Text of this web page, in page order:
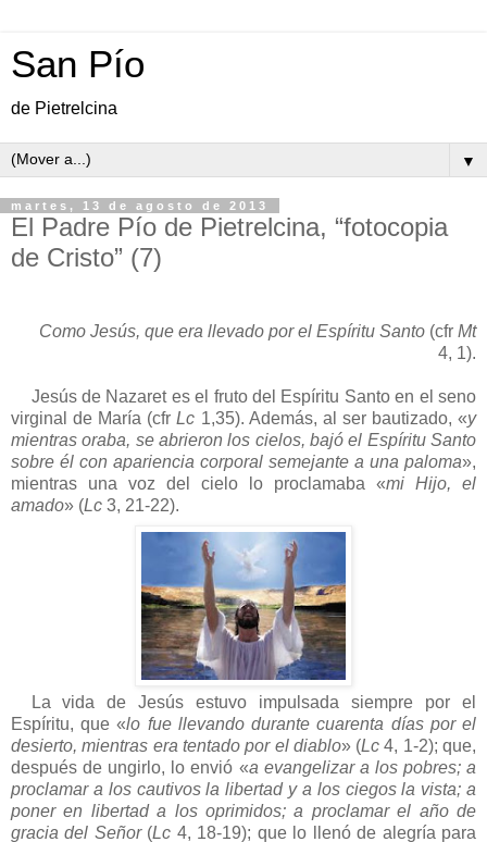
San Pío
de Pietrelcina
▼
martes, 13 de agosto de 2013
El Padre Pío de Pietrelcina, “fotocopia
de Cristo” (7)
Como Jesús, que era llevado por el Espíritu Santo (cfr Mt
4, 1).
Jesús de Nazaret es el fruto del Espíritu Santo en el seno
virginal de María (cfrLc 1,35). Además, al ser bautizado, «y
mientras oraba, se abrieron los cielos, bajó el Espíritu Santo
sobre él con apariencia corporal semejante a una paloma»,
mientras una voz del cielo lo proclamaba «mi Hijo, el
amado» (Lc 3, 21-22).
La vida de Jesús estuvo impulsada siempre por el
Espíritu, que «lo fue llevando durante cuarenta días por el
desierto, mientras era tentado por el diablo» (Lc 4, 1-2); que,
después de ungirlo, lo envió «a evangelizar a los pobres; a
proclamar a los cautivos la libertad y a los ciegos la vista; a
poner en libertad a los oprimidos; a proclamar el año de
gracia del Señor(Lc 4, 18-19); que lo llenó de alegría para